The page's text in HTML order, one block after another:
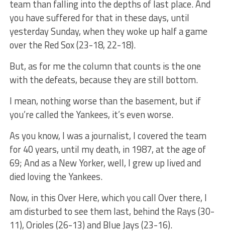
team than falling into the depths of last place. And
you have suffered for that in these days, until
yesterday Sunday, when they woke up half a game
over the Red Sox (23-18, 22-18).
But, as for me the column that counts is the one
with the defeats, because they are still bottom.
I mean, nothing worse than the basement, but if
you’re called the Yankees, it’s even worse.
As you know, I was a journalist, I covered the team
for 40 years, until my death, in 1987, at the age of
69; And as a New Yorker, well, I grew up lived and
died loving the Yankees.
Now, in this Over Here, which you call Over there, I
am disturbed to see them last, behind the Rays (30-
11), Orioles (26-13) and Blue Jays (23-16).